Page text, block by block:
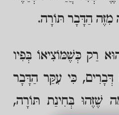
מִזֶּה הַדָּבָר תּוֹרָה.
רַק כְּשֶׁמּוֹצִיאוֹ בְּפִיו
דְּבָרִים, כִּי עִקַּר הַדָּבָר
שֶׁזֶּהוּ בְּחִינַת תּוֹרָה,